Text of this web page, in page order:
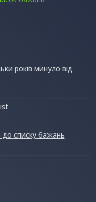
років минуло від
до списку бажань